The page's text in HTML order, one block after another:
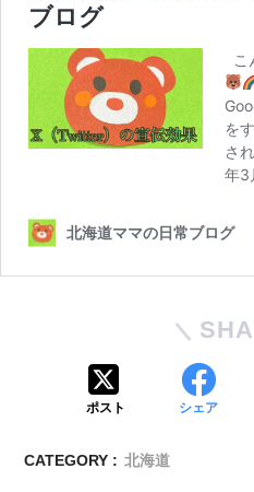
ポスト シェア
CATEGORY : 北海道